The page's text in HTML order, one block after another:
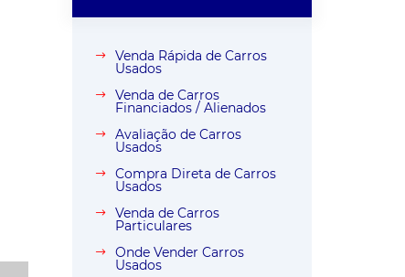
Venda Rápida de Carros
Usados
Venda de Carros
Financiados / Alienados
Avaliação de Carros
Usados
Compra Direta de Carros
Usados
Venda de Carros
Particulares
Onde Vender Carros
Usados